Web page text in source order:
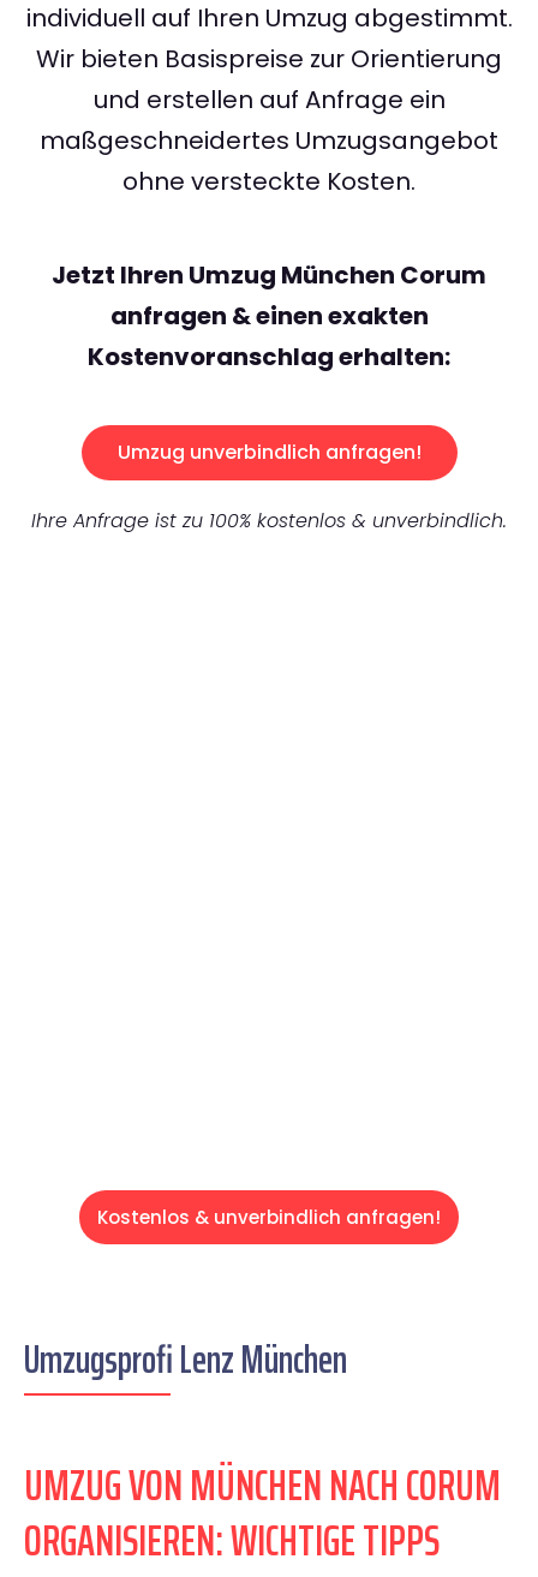
individuell auf Ihren Umzug abgestimmt.
Wir bieten Basispreise zur Orientierung
und erstellen auf Anfrage ein
maßgeschneidertes Umzugsangebot
ohne versteckte Kosten.
Jetzt Ihren Umzug München Corum
anfragen & einen exakten
Kostenvoranschlag erhalten:
Umzug unverbindlich anfragen!
Ihre Anfrage ist zu 100% kostenlos & unverbindlich.
Kostenlos & unverbindlich anfragen!
Umzugsprofi Lenz München
UMZUG VON MÜNCHEN NACH CORUM
ORGANISIEREN: WICHTIGE TIPPS